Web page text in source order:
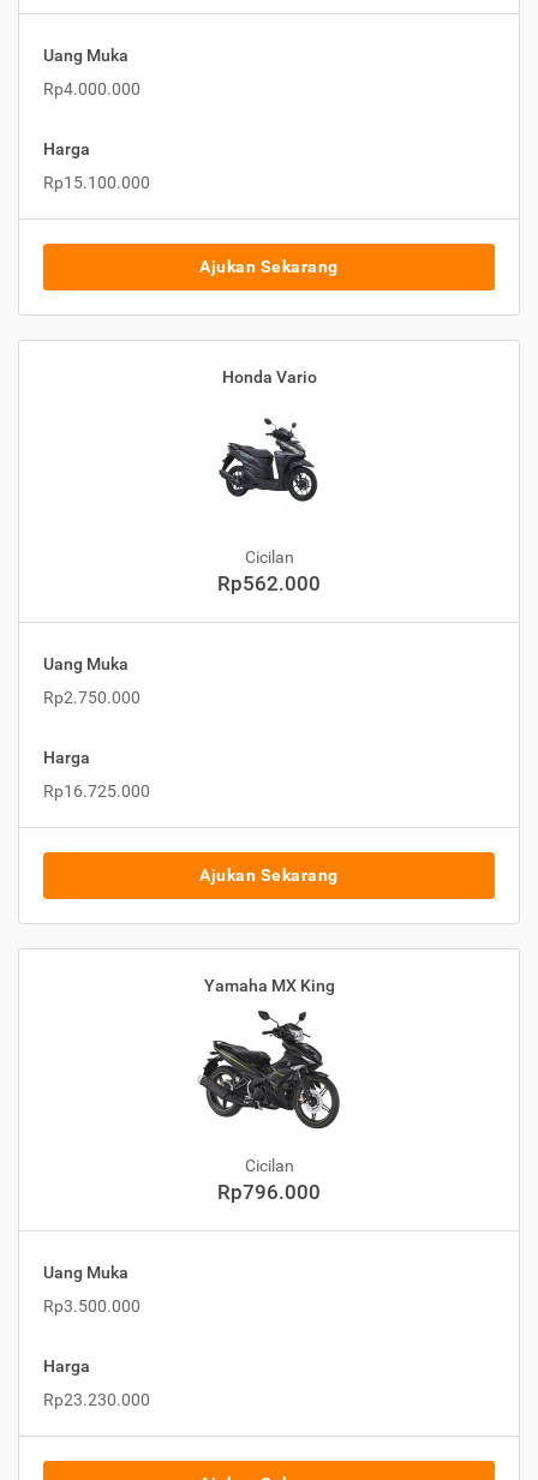
Uang Muka
Rp4.000.000
Harga
Rp15.100.000
Ajukan Sekarang
Honda Vario
Cicilan
Rp562.000
Uang Muka
Rp2.750.000
Harga
Rp16.725.000
Ajukan Sekarang
Yamaha MX King
Cicilan
Rp796.000
Uang Muka
Rp3.500.000
Harga
Rp23.230.000